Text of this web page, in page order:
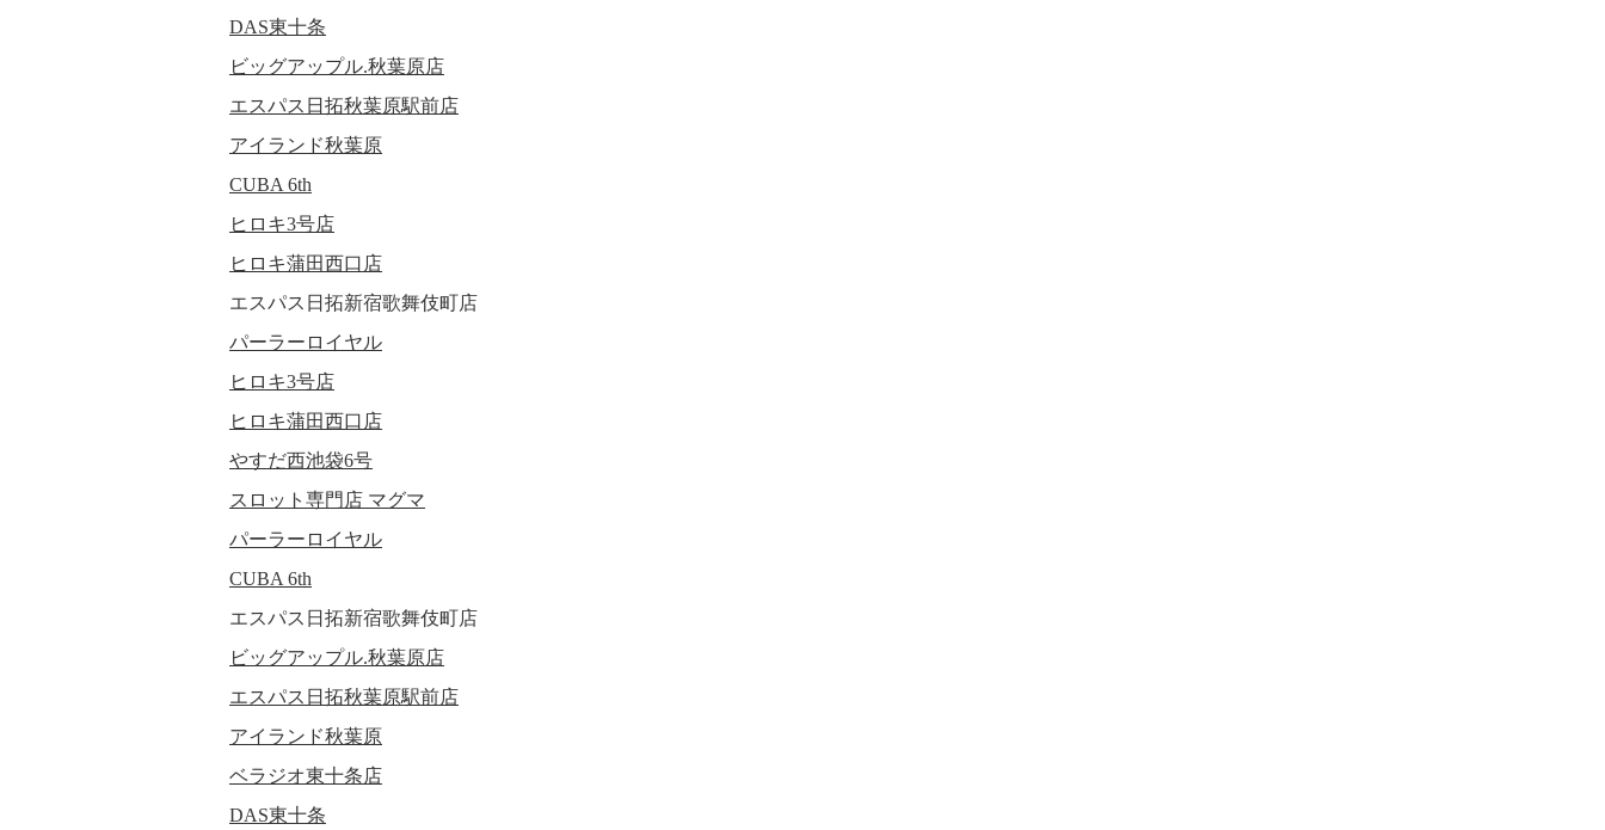
DAS東十条
ビッグアップル.秋葉原店
エスパス日拓秋葉原駅前店
アイランド秋葉原
CUBA 6th
ヒロキ3号店
ヒロキ蒲田西口店
エスパス日拓新宿歌舞伎町店
パーラーロイヤル
ヒロキ3号店
ヒロキ蒲田西口店
やすだ西池袋6号
スロット専門店 マグマ
パーラーロイヤル
CUBA 6th
エスパス日拓新宿歌舞伎町店
ビッグアップル.秋葉原店
エスパス日拓秋葉原駅前店
アイランド秋葉原
ベラジオ東十条店
DAS東十条